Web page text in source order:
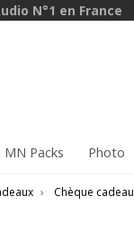
N°1 en France
MN Packs Photo
› Chèque cadeau